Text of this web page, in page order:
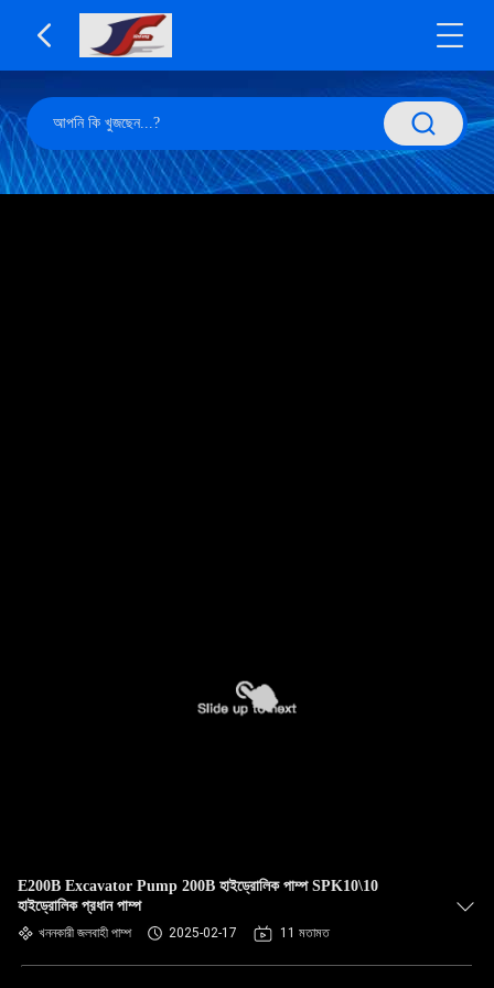
E200B Excavator Pump 200B হাইড্রোলিক পাম্প SPK10\10
হাইড্রোলিক প্রধান পাম্প
খননকারী জলবাহী পাম্প 2025-02-17 11 মতামত